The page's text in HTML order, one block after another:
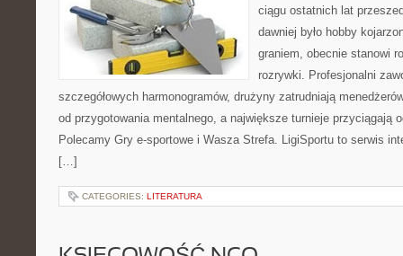
ciągu ostatnich lat
dawniej było hobby
graniem, obecnie stanowi
rozrywki. Profesjonalni
szczegółowych harmonogramów, drużyny zatrudniają
od przygotowania mentalnego, a największe turnieje przyciągają
Polecamy Gry e-sportowe i Wasza Strefa. LigiSportu to serwis
[…]
CATEGORIES: LITERATURA